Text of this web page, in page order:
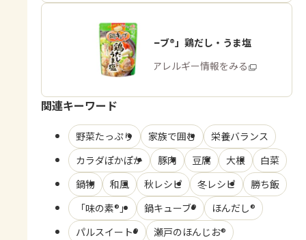
「鍋キューブ®」鶏だし・うま塩
商品・アレルギー情報をみる
関連キーワード
野菜たっぷり 家族で囲む
栄養バランス
カラダぽかぽか
豚肉 豆腐 大根
白菜
鍋物
和風 秋レシピ 冬レシピ
勝ち飯
「味の素®」
鍋キューブ®
ほんだし®
パルスイート®
瀬戸のほんじお®